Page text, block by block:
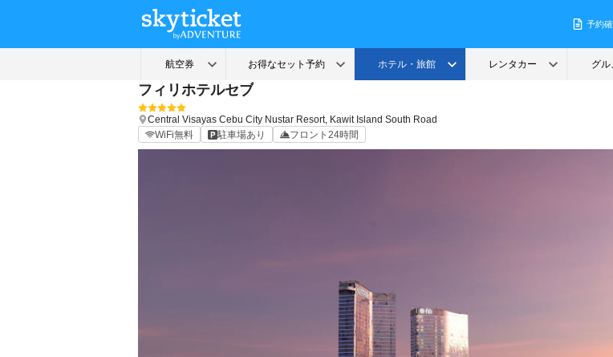
フィリホテルセブ
Central Visayas Cebu City Nustar Resort, Kawit Island South Road
WiFi無料
駐車場あり フロント24時間